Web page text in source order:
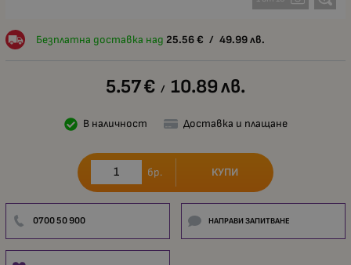
Безплатна доставка над 25.56 € / 49.99 лв.
5.57€ / 10.89лв.
В наличност Доставка и плащане
бр. КУПИ
0700 50 900 НАПРАВИ ЗАПИТВАНЕ